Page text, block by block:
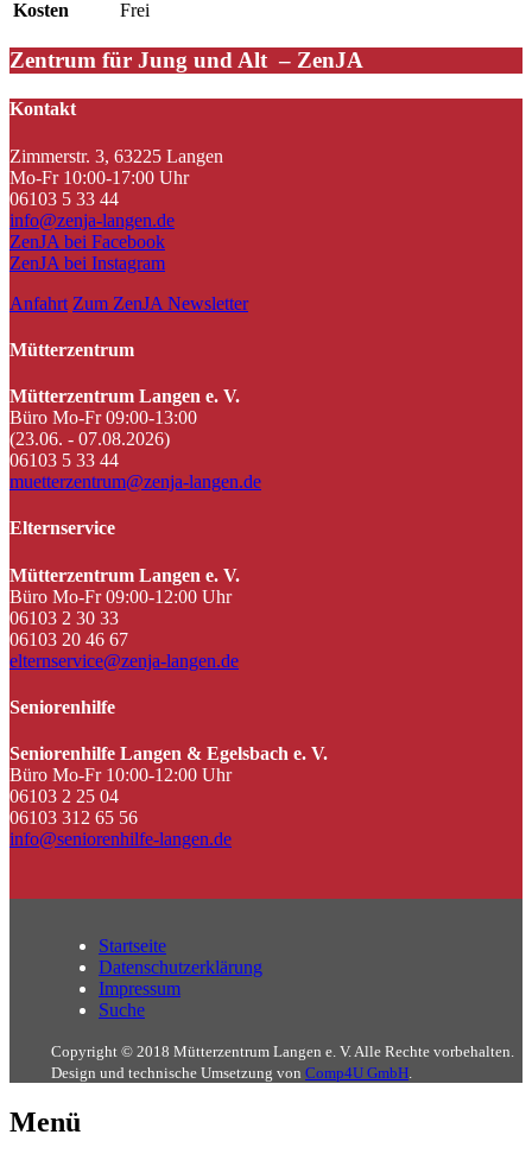
Kosten Frei
Zentrum für Jung und Alt – ZenJA
Kontakt
Zimmerstr. 3, 63225 Langen
Mo-Fr 10:00-17:00 Uhr
06103 5 33 44
info@zenja-langen.de
ZenJA bei Facebook
ZenJA bei Instagram
Anfahrt Zum ZenJA Newsletter
Mütterzentrum
Mütterzentrum Langen e. V.
Büro Mo-Fr 09:00-13:00
(23.06. - 07.08.2026)
06103 5 33 44
muetterzentrum@zenja-langen.de
Elternservice
Mütterzentrum Langen e. V.
Büro Mo-Fr 09:00-12:00 Uhr
06103 2 30 33
06103 20 46 67
elternservice@zenja-langen.de
Seniorenhilfe
Seniorenhilfe Langen & Egelsbach e. V.
Büro Mo-Fr 10:00-12:00 Uhr
06103 2 25 04
06103 312 65 56
info@seniorenhilfe-langen.de
Startseite
Datenschutzerklärung
Impressum
Suche
Copyright © 2018 Mütterzentrum Langen e. V. Alle Rechte vorbehalten.
Design und technische Umsetzung von Comp4U GmbH.
Menü